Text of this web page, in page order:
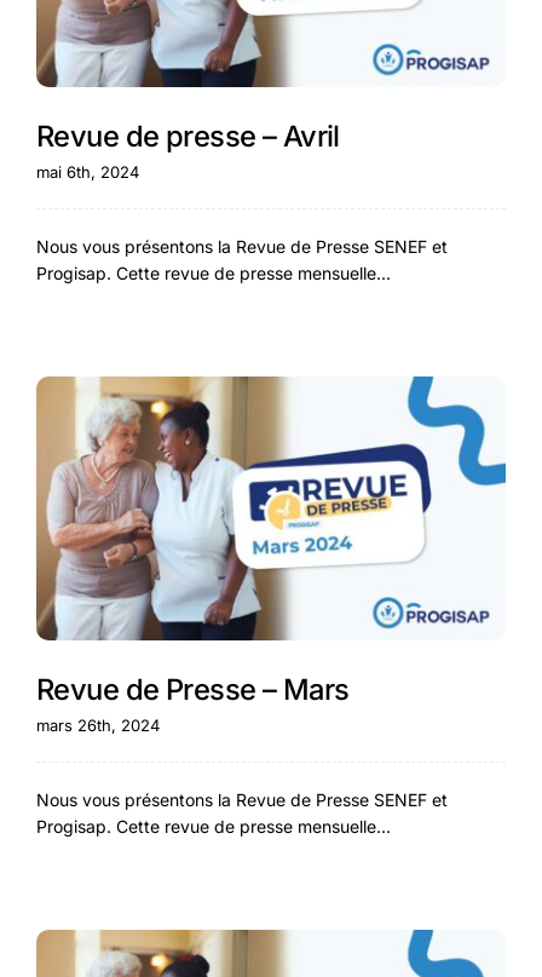
Revue de presse – Avril
mai 6th, 2024
Nous vous présentons la Revue de Presse SENEF et
Progisap. Cette revue de presse mensuelle...
Revue de Presse – Mars
mars 26th, 2024
Nous vous présentons la Revue de Presse SENEF et
Progisap. Cette revue de presse mensuelle...